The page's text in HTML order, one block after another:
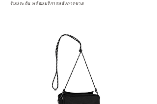
รับประกัน พร้อมบริการหลังการขาย